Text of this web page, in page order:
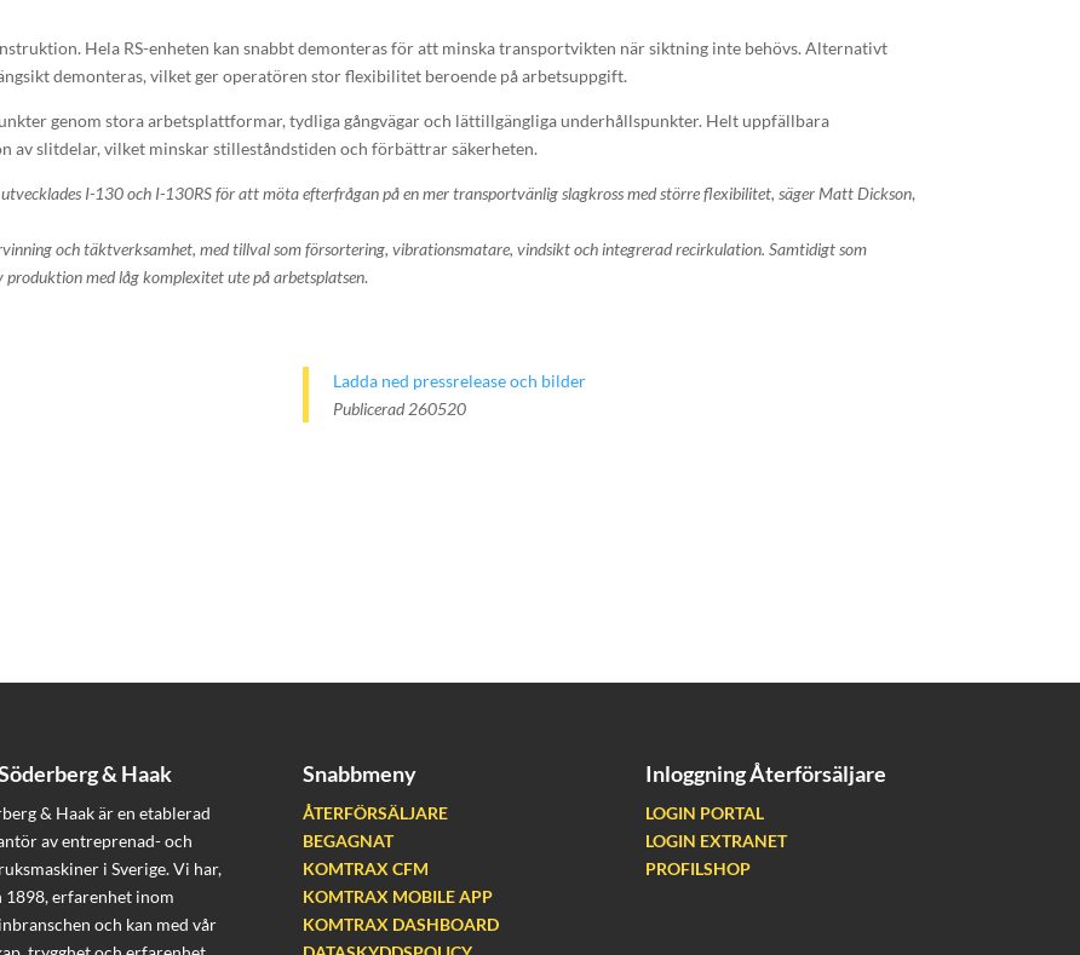
Hela RS-enheten kan snabbt demonteras för att minska transportvikten när siktning inte behövs. Alternativt
demonteras, vilket ger operatören stor flexibilitet beroende på arbetsuppgift.
genom stora arbetsplattformar, tydliga gångvägar och lättillgängliga underhållspunkter. Helt uppfällbara
av slitdelar, vilket minskar stilleståndstiden och förbättrar säkerheten.
I-130 och I-130RS för att möta efterfrågan på en mer transportvänlig slagkross med större flexibilitet, säger Matt Dickson,
och täktverksamhet, med tillval som försortering, vibrationsmatare, vindsikt och integrerad recirkulation. Samtidigt som
med låg komplexitet ute på arbetsplatsen.
Ladda ned pressrelease och bilder
Publicerad 260520
& Haak
& Haak är en etablerad
av entreprenad- och
i Sverige. Vi har,
1898, erfarenhet inom
och kan med vår
Snabbmeny
ÅTERFÖRSÄLJARE
BEGAGNAT
KOMTRAX CFM
KOMTRAX MOBILE APP
KOMTRAX DASHBOARD
Inloggning Återförsäljare
LOGIN PORTAL
LOGIN EXTRANET
PROFILSHOP